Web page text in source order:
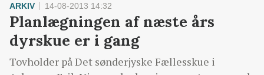
ARKIV 14-08-2013 14:32
Planlægningen af næste års
dyrskue er i gang
Tovholder på Det sønderjyske Fællesskue i